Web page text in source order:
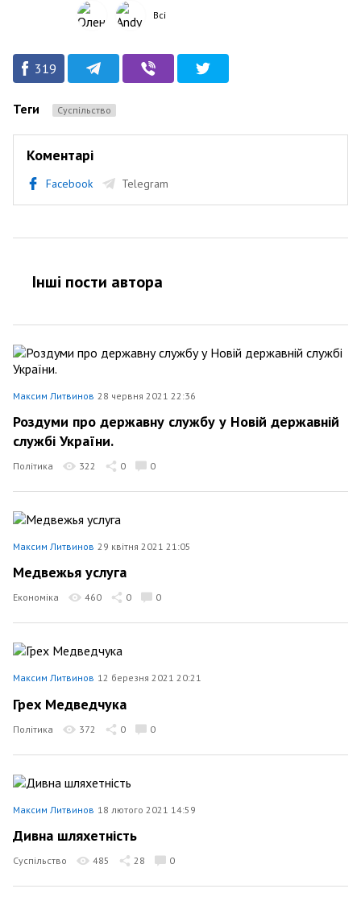
Всі
319
Теги Суспільство
Коментарі
Facebook Telegram
Інші пости автора
Максим Литвинов 28 червня 2021 22:36
Роздуми про державну службу у Новій державній
службі України.
Політика 322 0 0
Максим Литвинов 29 квітня 2021 21:05
Медвежья услуга
Економіка 460 0 0
Максим Литвинов 12 березня 2021 20:21
Грех Медведчука
Політика 372 0 0
Максим Литвинов 18 лютого 2021 14:59
Дивна шляхетність
Суспільство 485 28 0